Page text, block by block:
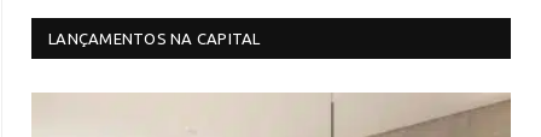
LANÇAMENTOS NA CAPITAL